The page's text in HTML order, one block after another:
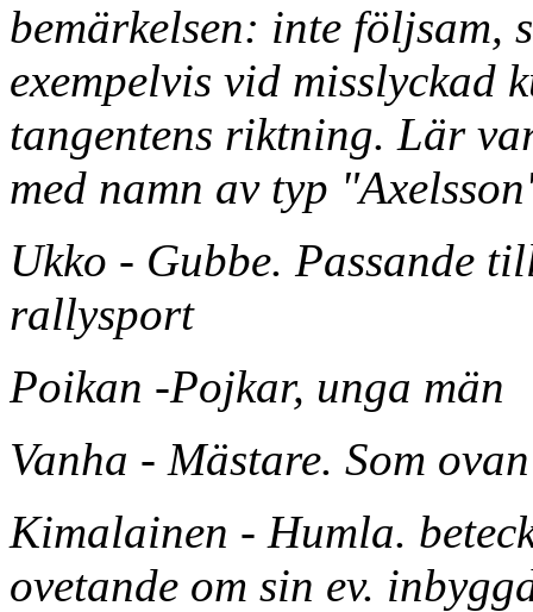
bemärkelsen: inte följsam,
exempelvis vid
tangentens riktning. Lär
med namn av typ
Ukko - Gubbe. Passande
rallysport
Poikan -Pojkar, unga män
Vanha - Mästare. Som
Kimalainen - Humla.
ovetande om sin ev.